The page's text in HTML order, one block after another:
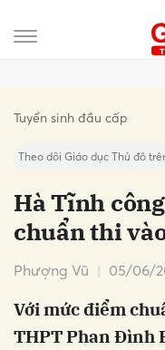
Tuyển sinh đầu cấp
Theo dõi Giáo dục Thủ đô
Hà Tĩnh
chuẩn thi
Phượng Vũ 05/06/
Với mức điểm
THPT Phan Đình